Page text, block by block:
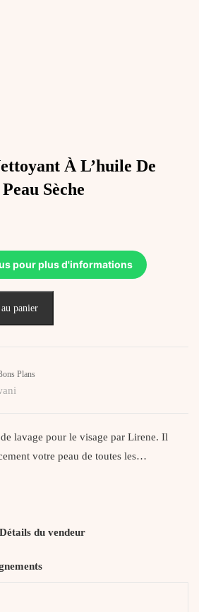
À L’huile De
Sèche
pour plus d'informations
panier
Plans
lavage pour le visage par Lirene. Il
votre peau de toutes les…
Détails du vendeur